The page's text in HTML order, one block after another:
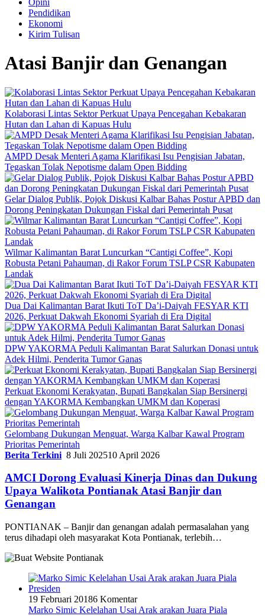
Pendidikan
Ekonomi
Kirim Tulisan
Atasi Banjir dan Genangan
Kolaborasi Lintas Sektor Perkuat Upaya Pencegahan Kebakaran
Hutan dan Lahan di Kapuas Hulu
AMPD Desak Menteri Agama Klarifikasi Isu Pengisian Jabatan,
Tegaskan Tolak Nepotisme dalam Open Bidding
Gelar Dialog Publik, Pojok Diskusi Kalbar Bahas Postur APBD dan
Dorong Peningkatan Dukungan Fiskal dari Pemerintah Pusat
Wilmar Kalimantan Barat Luncurkan “Cantigi Coffee”, Kopi
Robusta Petani Pahauman, di Rakor Forum TSLP CSR Kabupaten
Landak
Dua Dai Kalimantan Barat Ikuti ToT Da’i-Daiyah FESYAR KTI
2026, Perkuat Dakwah Ekonomi Syariah di Era Digital
DPW YAKORMA Peduli Kalimantan Barat Salurkan Donasi untuk
Adek Hilmi, Penderita Tumor Ganas
Perkuat Ekonomi Kerakyatan, Bupati Bangkalan Siap Bersinergi
dengan YAKORMA Kembangkan UMKM dan Koperasi
Gelombang Dukungan Menguat, Warga Kalbar Kawal Program
Prioritas Pemerintah
Berita Terkini 8 Juli 202510 April 2026
AMCI Dorong Evaluasi Kinerja Dinas dan Dukung
Upaya Walikota Pontianak Atasi Banjir dan
Genangan
PONTIANAK – Banjir dan genangan adalah permasalahan yang
terus dihadapi oleh masyarakat Kota Pontianak, terlebih…
19 Februari 20186 Komentar
Marko Simic Kelelahan Usai Arak arakan Juara Piala